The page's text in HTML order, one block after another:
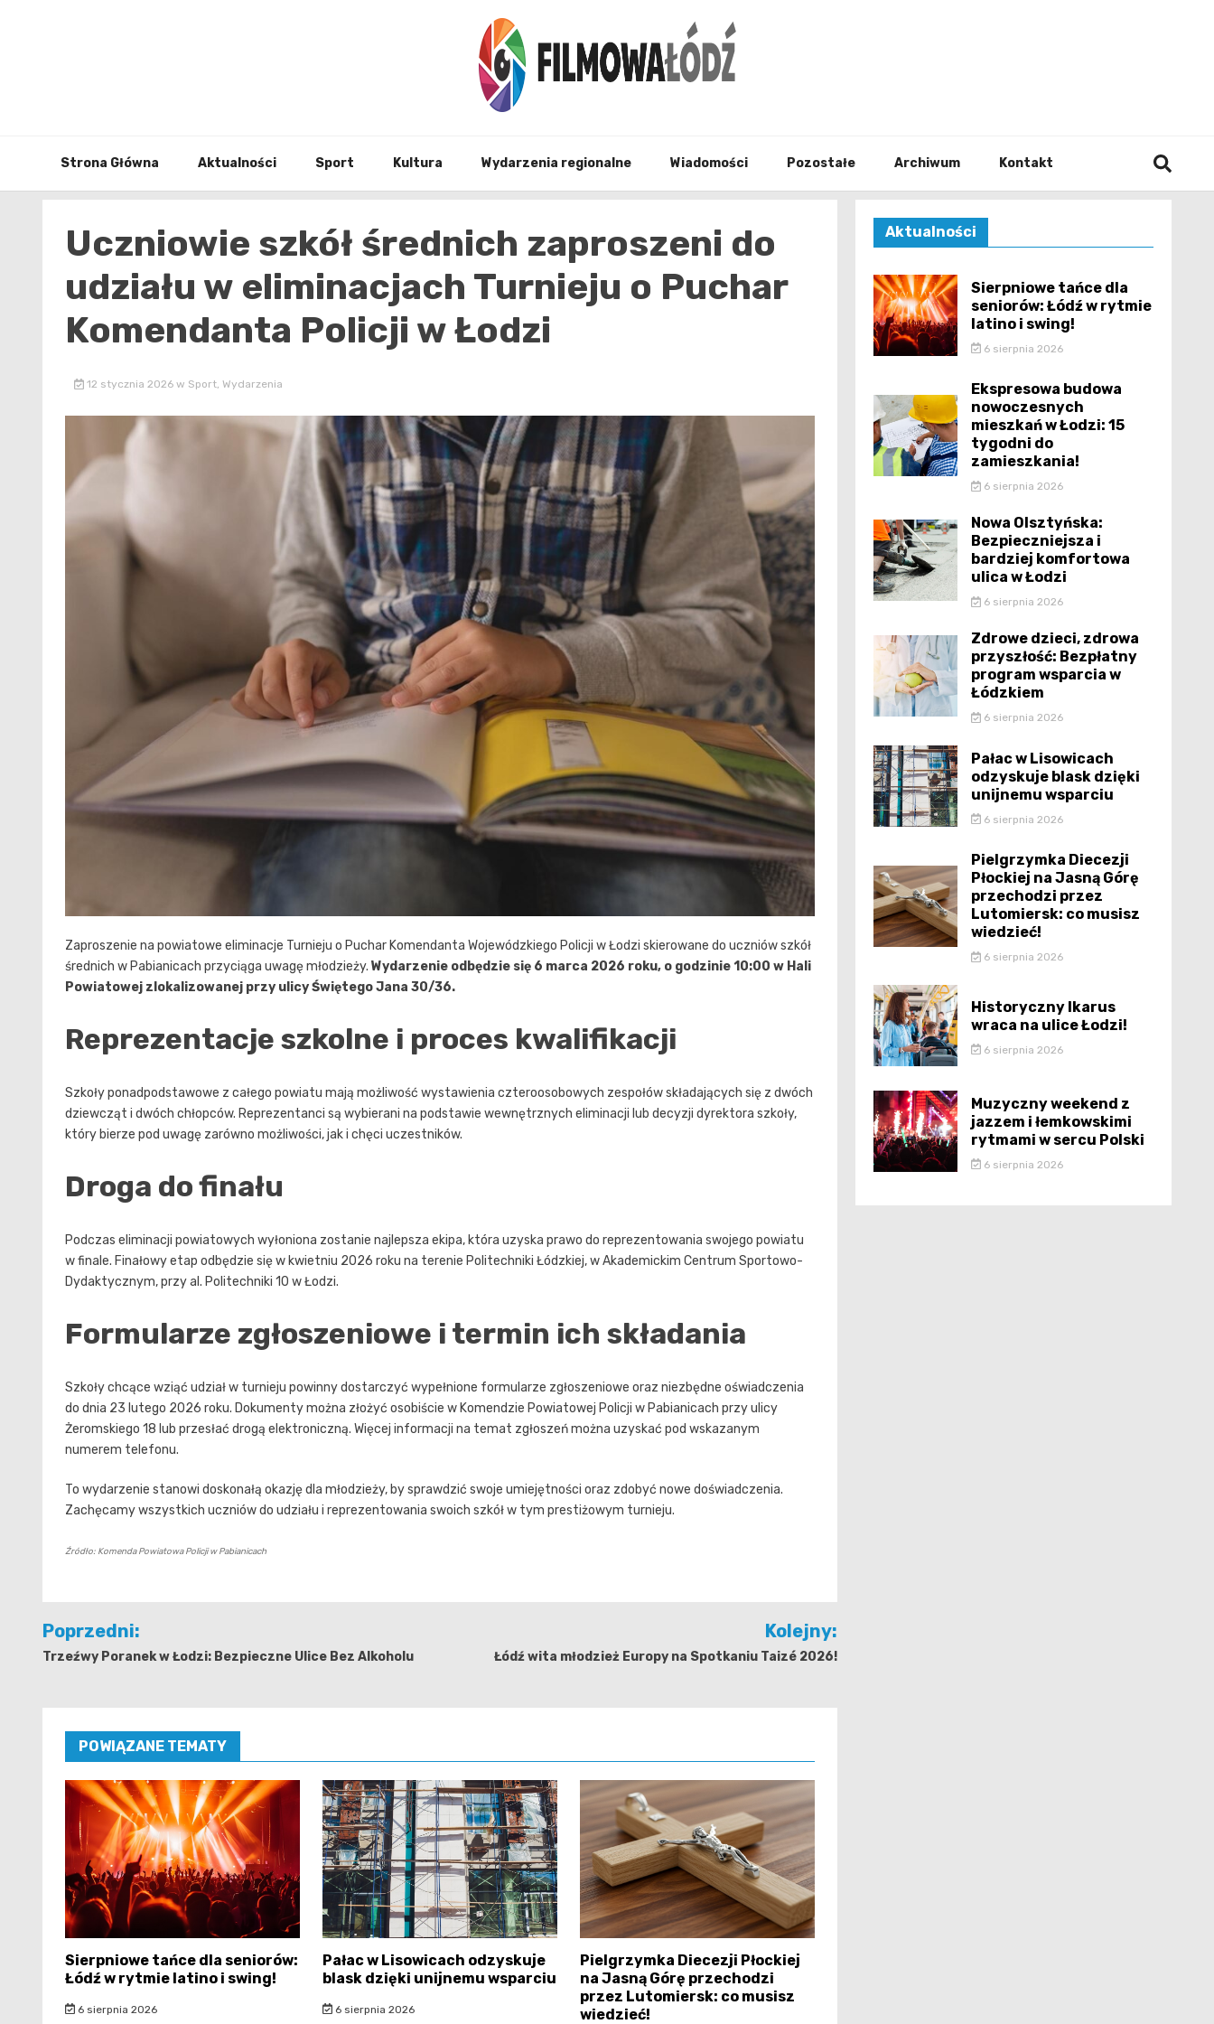
Strona Główna Aktualności Sport Kultura Wydarzenia regionalne Wiadomości Pozostałe Archiwum Kontakt
Uczniowie szkół średnich zaproszeni do
udziału w eliminacjach Turnieju o Puchar
Komendanta Policji w Łodzi
12 stycznia 2026 w Sport, Wydarzenia
Zaproszenie na powiatowe eliminacje Turnieju o Puchar Komendanta Wojewódzkiego Policji w Łodzi skierowane do uczniów szkół
średnich w Pabianicach przyciąga uwagę młodzieży. Wydarzenie odbędzie się 6 marca 2026 roku, o godzinie 10:00 w Hali
Powiatowej zlokalizowanej przy ulicy Świętego Jana 30/36.
Reprezentacje szkolne i proces kwalifikacji
Szkoły ponadpodstawowe z całego powiatu mają możliwość wystawienia czteroosobowych zespołów składających się z dwóch
dziewcząt i dwóch chłopców. Reprezentanci są wybierani na podstawie wewnętrznych eliminacji lub decyzji dyrektora szkoły,
który bierze pod uwagę zarówno możliwości, jak i chęci uczestników.
Droga do finału
Podczas eliminacji powiatowych wyłoniona zostanie najlepsza ekipa, która uzyska prawo do reprezentowania swojego powiatu
w finale. Finałowy etap odbędzie się w kwietniu 2026 roku na terenie Politechniki Łódzkiej, w Akademickim Centrum Sportowo-
Dydaktycznym, przy al. Politechniki 10 w Łodzi.
Formularze zgłoszeniowe i termin ich składania
Szkoły chcące wziąć udział w turnieju powinny dostarczyć wypełnione formularze zgłoszeniowe oraz niezbędne oświadczenia
do dnia 23 lutego 2026 roku. Dokumenty można złożyć osobiście w Komendzie Powiatowej Policji w Pabianicach przy ulicy
Żeromskiego 18 lub przesłać drogą elektroniczną. Więcej informacji na temat zgłoszeń można uzyskać pod wskazanym
numerem telefonu.
To wydarzenie stanowi doskonałą okazję dla młodzieży, by sprawdzić swoje umiejętności oraz zdobyć nowe doświadczenia.
Zachęcamy wszystkich uczniów do udziału i reprezentowania swoich szkół w tym prestiżowym turnieju.
Źródło: Komenda Powiatowa Policji w Pabianicach
Nawigacja
wpisu
Poprzedni:
Trzeźwy Poranek w Łodzi: Bezpieczne Ulice Bez Alkoholu
Kolejny:
Łódź wita młodzież Europy na Spotkaniu Taizé 2026!
POWIĄZANE TEMATY
Sierpniowe tańce dla seniorów:
Łódź w rytmie latino i swing!
6 sierpnia 2026
Pałac w Lisowicach odzyskuje
blask dzięki unijnemu wsparciu
6 sierpnia 2026
Pielgrzymka Diecezji Płockiej
na Jasną Górę przechodzi
przez Lutomiersk: co musisz
wiedzieć!
Aktualności
Sierpniowe tańce dla
seniorów: Łódź w rytmie
latino i swing!
6 sierpnia 2026
Ekspresowa budowa
nowoczesnych
mieszkań w Łodzi: 15
tygodni do
zamieszkania!
6 sierpnia 2026
Nowa Olsztyńska:
Bezpieczniejsza i
bardziej komfortowa
ulica w Łodzi
6 sierpnia 2026
Zdrowe dzieci, zdrowa
przyszłość: Bezpłatny
program wsparcia w
Łódzkiem
6 sierpnia 2026
Pałac w Lisowicach
odzyskuje blask dzięki
unijnemu wsparciu
6 sierpnia 2026
Pielgrzymka Diecezji
Płockiej na Jasną Górę
przechodzi przez
Lutomiersk: co musisz
wiedzieć!
6 sierpnia 2026
Historyczny Ikarus
wraca na ulice Łodzi!
6 sierpnia 2026
Muzyczny weekend z
jazzem i łemkowskimi
rytmami w sercu Polski
6 sierpnia 2026